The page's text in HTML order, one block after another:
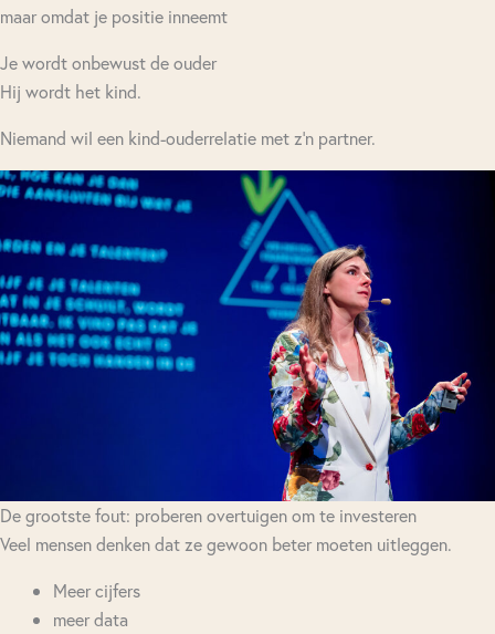
maar omdat je positie inneemt
Je wordt onbewust de ouder
Hij wordt het kind.
Niemand wil een kind-ouderrelatie met z'n partner.
De grootste fout: proberen overtuigen om te investeren
Veel mensen denken dat ze gewoon beter moeten uitleggen.
Meer cijfers
meer data